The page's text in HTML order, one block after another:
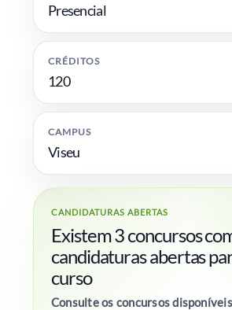
Presencial
CRÉDITOS
120
CAMPUS
Viseu
CANDIDATURAS ABERTAS
Existem 3 concursos
candidaturas abertas
curso
Consulte os concursos